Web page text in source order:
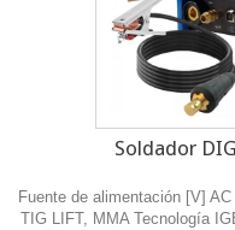
Soldador
Fuente de alimentación [V]
TIG LIFT, MMA Tecnología